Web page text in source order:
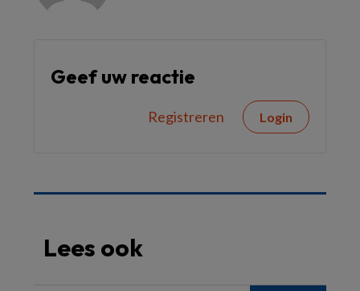
Geef uw reactie
Registreren Login
Lees ook